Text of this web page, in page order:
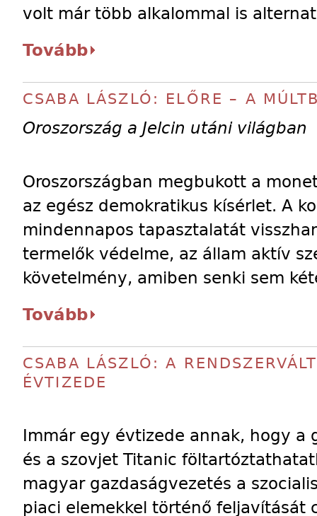
volt már több alkalommal is
Tovább
CSABA LÁSZLÓ: ELŐRE – A
Oroszország a Jelcin utáni világban
Oroszországban megbukott a
az egész demokratikus kísérlet. A
mindennapos tapasztalatát
termelők védelme, az állam aktív
követelmény, amiben senki sem
Tovább
CSABA LÁSZLÓ: A
ÉVTIZEDE
Immár egy évtizede annak, hogy a
és a szovjet Titanic
magyar gazdaságvezetés a
piaci elemekkel történő feljavítását